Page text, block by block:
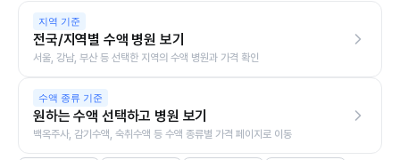
지역 기준
전국/지역별 수액 병원 보기
서울, 강남, 부산 등 선택한 지역의 수액 병원과 가격 확인
수액 종류 기준
원하는 수액 선택하고 병원 보기
백옥주사, 감기수액, 숙취수액 등 수액 종류별 가격 페이지로 이동